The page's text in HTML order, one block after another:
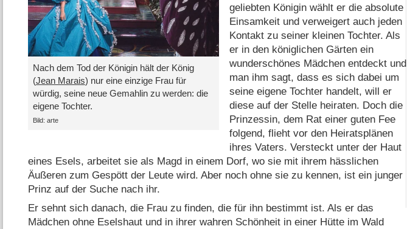
Nach dem Tod der Königin hält der König
(Jean Marais) nur eine einzige Frau für
würdig, seine neue Gemahlin zu werden: die
eigene Tochter.
Bild: arte
geliebten Königin wählt er die absolute
Einsamkeit und verweigert auch jeden
Kontakt zu seiner kleinen Tochter. Als
er in den königlichen Gärten ein
wunderschönes Mädchen entdeckt und
man ihm sagt, dass es sich dabei um
seine eigene Tochter handelt, will er
diese auf der Stelle heiraten. Doch die
Prinzessin, dem Rat einer guten Fee
folgend, flieht vor den Heiratsplänen
ihres Vaters. Versteckt unter der Haut
eines Esels, arbeitet sie als Magd in einem Dorf, wo sie mit ihrem hässlichen
Äußeren zum Gespött der Leute wird. Aber noch ohne sie zu kennen, ist ein junger
Prinz auf der Suche nach ihr.
Er sehnt sich danach, die Frau zu finden, die für ihn bestimmt ist. Als er das
Mädchen ohne Eselshaut und in ihrer wahren Schönheit in einer Hütte im Wald